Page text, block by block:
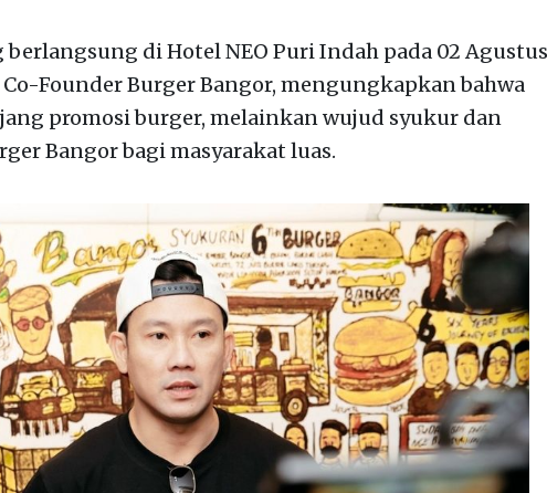
berlangsung di Hotel NEO Puri Indah pada 02 Agustus
Founder Burger Bangor, mengungkapkan bahwa
promosi burger, melainkan wujud syukur dan
Bangor bagi masyarakat luas.